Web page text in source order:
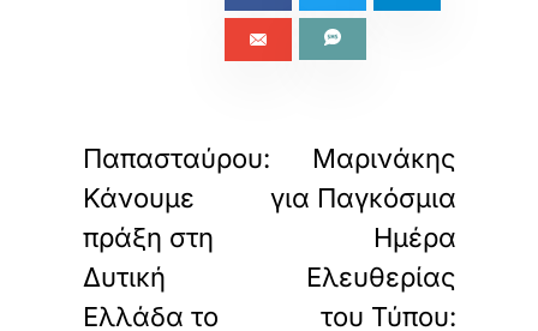
Παπασταύρου:
Κάνουμε
πράξη στη
Δυτική
Ελλάδα το
Μαρινάκης
για Παγκόσμια
Ημέρα
Ελευθερίας
του Τύπου: